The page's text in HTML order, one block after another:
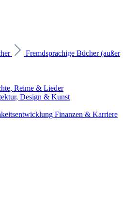
Fremdsprachige Bücher (außer
Reime & Lieder
Design & Kunst
Finanzen & Karriere